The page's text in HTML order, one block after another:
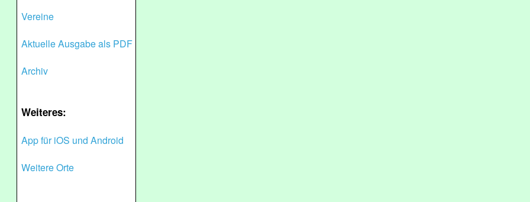
Vereine
Aktuelle Ausgabe als PDF
Archiv
Weiteres:
App für iOS und Android
Weitere Orte